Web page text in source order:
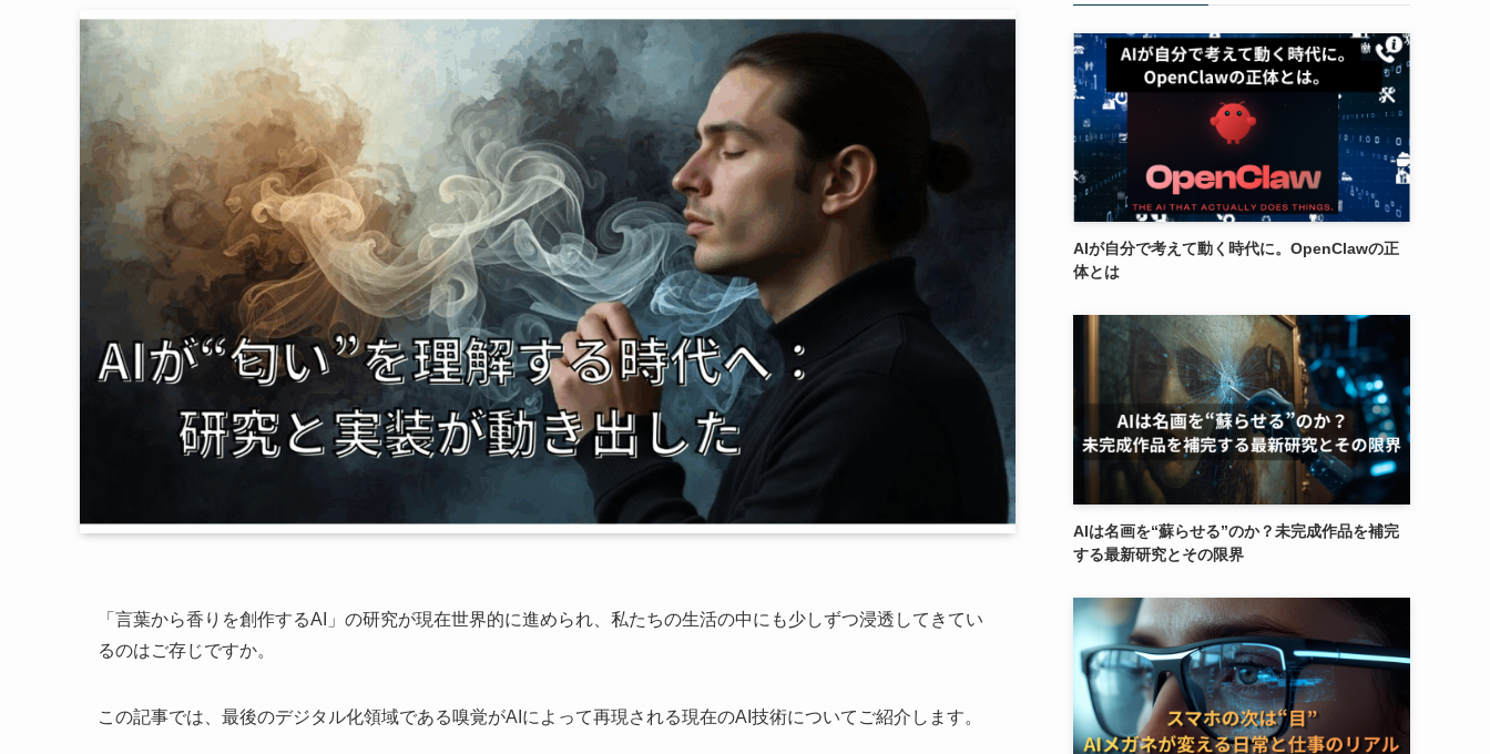
「言葉から香りを創作するAI」の研究が現在世界的に進められ、私たちの生活の中にも少しずつ浸透してきてい
るのはご存じですか。
この記事では、最後のデジタル化領域である嗅覚がAIによって再現される現在のAI技術についてご紹介します。
AIが自分で考えて動く時代に。OpenClawの正
体とは
AIは名画を“蘇らせる”のか？未完成作品を補完
する最新研究とその限界